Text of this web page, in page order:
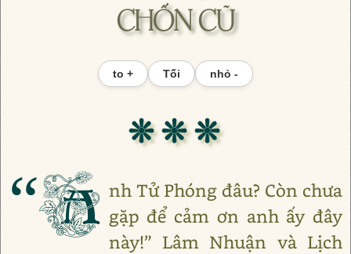
CHỐN CŨ
to + Tối nhỏ -
❊ ❊ ❊
“A nh Tử Phóng đâu? Còn chưa
gặp để cảm ơn anh ấy đây
này!” Lâm Nhuận và Lịch